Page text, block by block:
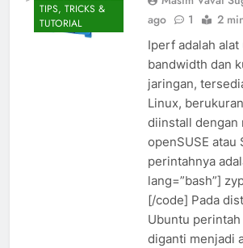
TIPS, TRICKS &
TUTORIAL
ago
1 2
Iperf adalah
bandwidth dan
jaringan,
Linux,
diinstall dengan
openSUSE atau
perintahnya
lang=”bash”]
[/code] Pada
Ubuntu
diganti menjadi